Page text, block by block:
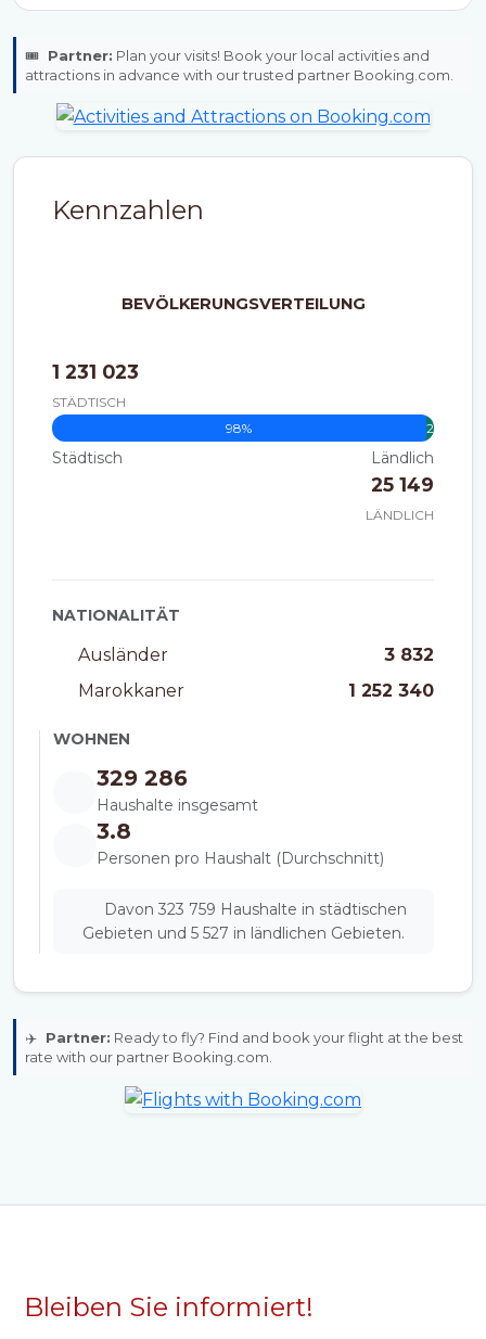
🎟️ Partner: Plan your visits! Book your local activities and
attractions in advance with our trusted partner Booking.com.
Kennzahlen
BEVÖLKERUNGSVERTEILUNG
1 231 023
STÄDTISCH
98%
2%
Städtisch Ländlich
25 149
LÄNDLICH
NATIONALITÄT
Ausländer
3 832
Marokkaner
1 252 340
WOHNEN
329 286
Haushalte insgesamt
3.8
Personen pro Haushalt (Durchschnitt)
Davon 323 759 Haushalte in städtischen
Gebieten und 5 527 in ländlichen Gebieten.
✈️ Partner: Ready to fly? Find and book your flight at the best
rate with our partner Booking.com.
Bleiben Sie informiert!